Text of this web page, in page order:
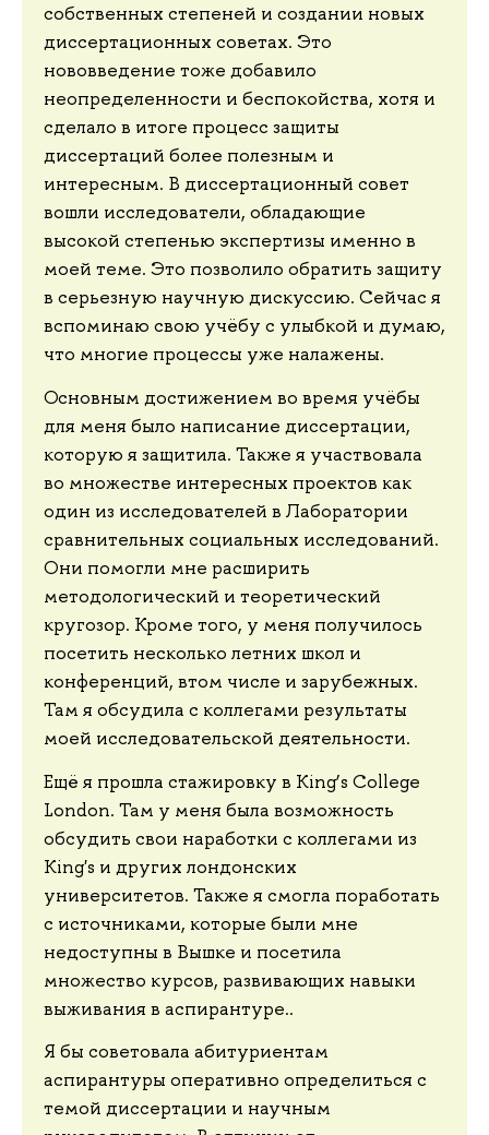
собственных степеней и создании новых
диссертационных советах. Это
нововведение тоже добавило
неопределенности и беспокойства, хотя и
сделало в итоге процесс защиты
диссертаций более полезным и
интересным. В диссертационный совет
вошли исследователи, обладающие
высокой степенью экспертизы именно в
моей теме. Это позволило обратить защиту
в серьезную научную дискуссию. Сейчас я
вспоминаю свою учёбу с улыбкой и думаю,
что многие процессы уже налажены.
Основным достижением во время учёбы
для меня было написание диссертации,
которую я защитила. Также я участвовала
во множестве интересных проектов как
один из исследователей в Лаборатории
сравнительных социальных исследований.
Они помогли мне расширить
методологический и теоретический
кругозор. Кроме того, у меня получилось
посетить несколько летних школ и
конференций, втом числе и зарубежных.
Там я обсудила с коллегами результаты
моей исследовательской деятельности.
Ещё я прошла стажировку в King’s College
London. Там у меня была возможность
обсудить свои наработки с коллегами из
King's и других лондонских
университетов. Также я смогла поработать
с источниками, которые были мне
недоступны в Вышке и посетила
множество курсов, развивающих навыки
выживания в аспирантуре..
Я бы советовала абитуриентам
аспирантуры оперативно определиться с
темой диссертации и научным